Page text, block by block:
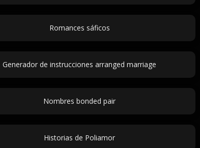
Romances sáficos
Generador de instrucciones arranged marriage
Nombres bonded pair
Historias de Poliamor